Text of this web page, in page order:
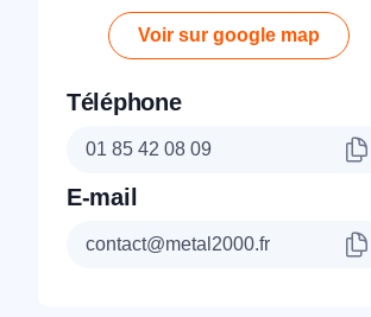
Voir sur google map
Téléphone
01 85 42 08 09
E-mail
contact@metal2000.fr